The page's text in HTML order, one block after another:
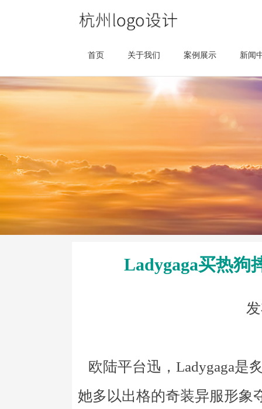
首页 关于我们 案例展示 新闻
Ladygaga买热狗
欧陆平台迅，Ladygaga是
她多以出格的奇装异服形象